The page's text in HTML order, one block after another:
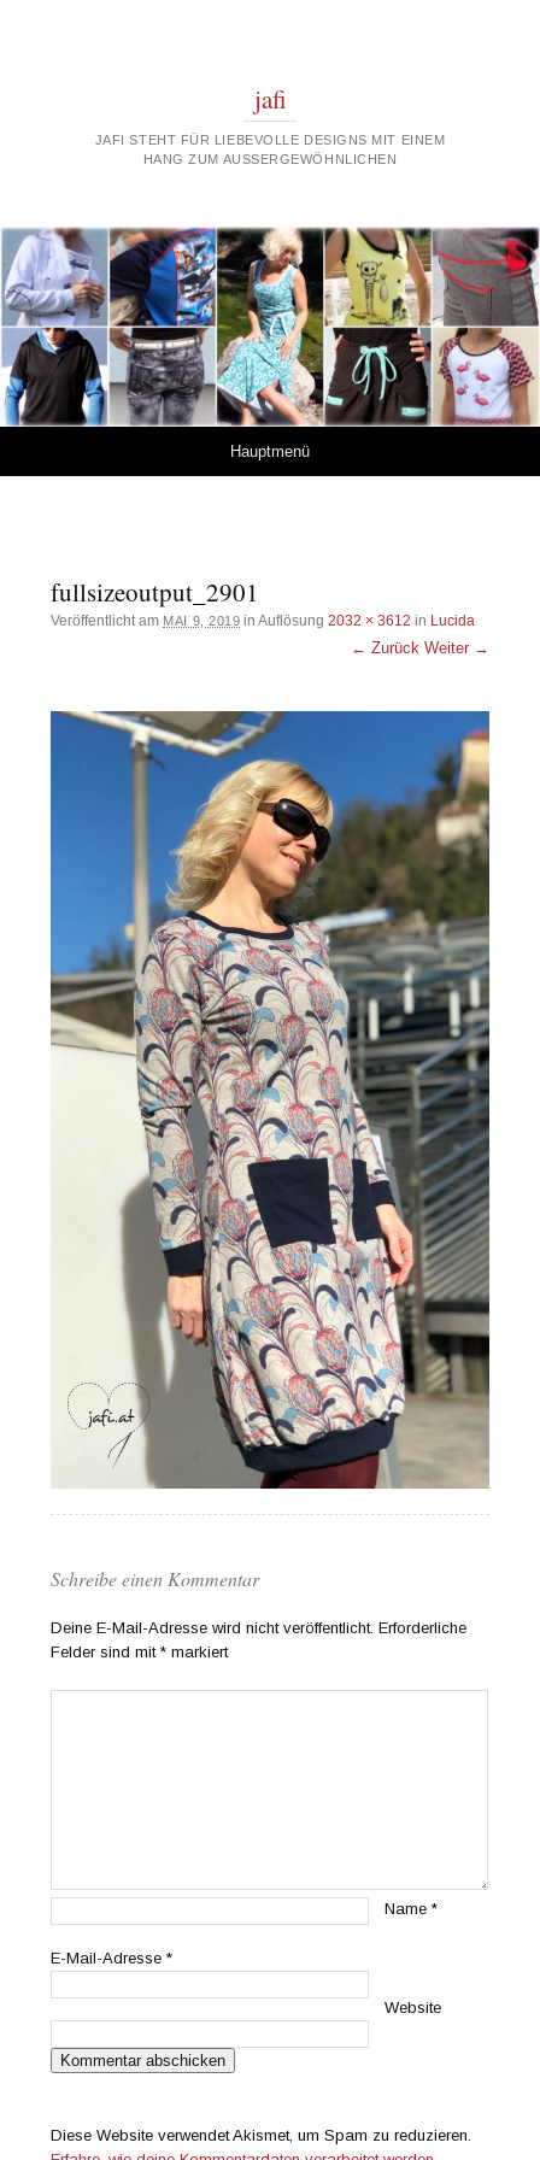
jafi
JAFI STEHT FÜR LIEBEVOLLE DESIGNS MIT EINEM
HANG ZUM AUSSERGEWÖHNLICHEN
Hauptmenü
fullsizeoutput_2901
Veröffentlicht am MAI 9, 2019 in Auflösung2032 × 3612 in Lucida
← Zurück Weiter →
Schreibe einen Kommentar
Deine E-Mail-Adresse wird nicht veröffentlicht. Erforderliche
Felder sind mit* markiert
Name*
E-Mail-Adresse*
Website
Diese Website verwendet Akismet, um Spam zu reduzieren.